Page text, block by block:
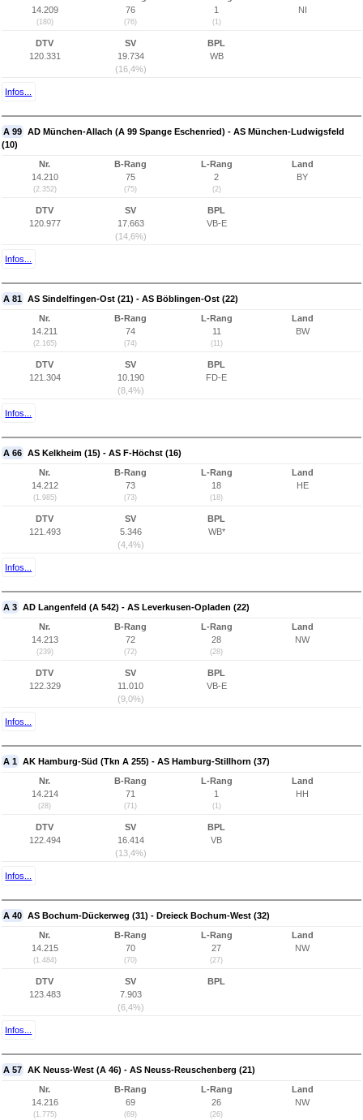
14.209
(180)
76
(76)
1
(1)
NI
DTV
120.331
SV
19.734
(16,4%)
BPL
WB
Infos...
A 99 AD München-Allach (A 99 Spange Eschenried) - AS München-Ludwigsfeld
(10)
Nr.
14.210
(2.352)
B-Rang
75
(75)
L-Rang
2
(2)
Land
BY
DTV
120.977
SV
17.663
(14,6%)
BPL
VB-E
Infos...
A 81 AS Sindelfingen-Ost (21) - AS Böblingen-Ost (22)
Nr.
14.211
(2.165)
B-Rang
74
(74)
L-Rang
11
(11)
Land
BW
DTV
121.304
SV
10.190
(8,4%)
BPL
FD-E
Infos...
A 66 AS Kelkheim (15) - AS F-Höchst (16)
Nr.
14.212
(1.985)
B-Rang
73
(73)
L-Rang
18
(18)
Land
HE
DTV
121.493
SV
5.346
(4,4%)
BPL
WB*
Infos...
A 3 AD Langenfeld (A 542) - AS Leverkusen-Opladen (22)
Nr.
14.213
(239)
B-Rang
72
(72)
L-Rang
28
(28)
Land
NW
DTV
122.329
SV
11.010
(9,0%)
BPL
VB-E
Infos...
A 1 AK Hamburg-Süd (Tkn A 255) - AS Hamburg-Stillhorn (37)
Nr.
14.214
(28)
B-Rang
71
(71)
L-Rang
1
(1)
Land
HH
DTV
122.494
SV
16.414
(13,4%)
BPL
VB
Infos...
A 40 AS Bochum-Dückerweg (31) - Dreieck Bochum-West (32)
Nr.
14.215
(1.484)
B-Rang
70
(70)
L-Rang
27
(27)
Land
NW
DTV
123.483
SV
7.903
(6,4%)
BPL
Infos...
A 57 AK Neuss-West (A 46) - AS Neuss-Reuschenberg (21)
Nr.
14.216
(1.775)
B-Rang
69
(69)
L-Rang
26
(26)
Land
NW